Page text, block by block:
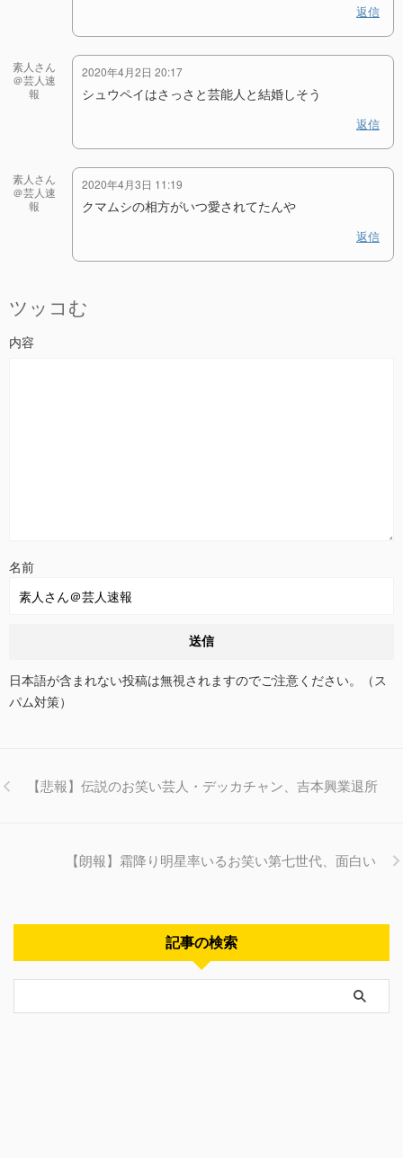
返信
素人さん
＠芸人速
報
2020年4月2日 20:17
シュウペイはさっさと芸能人と結婚しそう
返信
素人さん
＠芸人速
報
2020年4月3日 11:19
クマムシの相方がいつ愛されてたんや
返信
ツッコむ
名前
日本語が含まれない投稿は無視されますのでご注意ください。（ス
パム対策）
【悲報】伝説のお笑い芸人・デッカチャン、吉本興業退所
【朗報】霜降り明星率いるお笑い第七世代、面白い
記事の検索